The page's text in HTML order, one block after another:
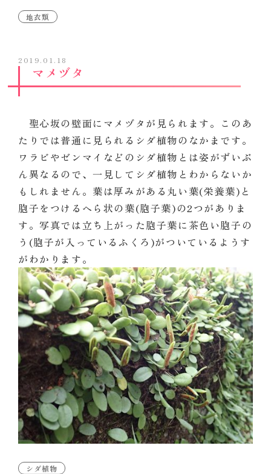
地衣類
2019.01.18
マメヅタ
聖心坂の壁面にマメヅタが見られます。このあ
たりでは普通に見られるシダ植物のなかまです。
ワラビやゼンマイなどのシダ植物とは姿がずいぶ
ん異なるので、一見してシダ植物とわからないか
もしれません。葉は厚みがある丸い葉(栄養葉)と
胞子をつけるへら状の葉(胞子葉)の2つがありま
す。写真では立ち上がった胞子葉に茶色い胞子の
う(胞子が入っているふくろ)がついているようす
がわかります。
シダ植物